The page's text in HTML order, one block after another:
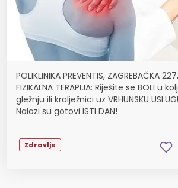
POLIKLINIKA PREVENTIS, ZAGREBAČKA
FIZIKALNA TERAPIJA: Riješite se BOLI u
gležnju ili kralježnici uz VRHUNSKU
Nalazi su gotovi ISTI DAN!
Zdravlje